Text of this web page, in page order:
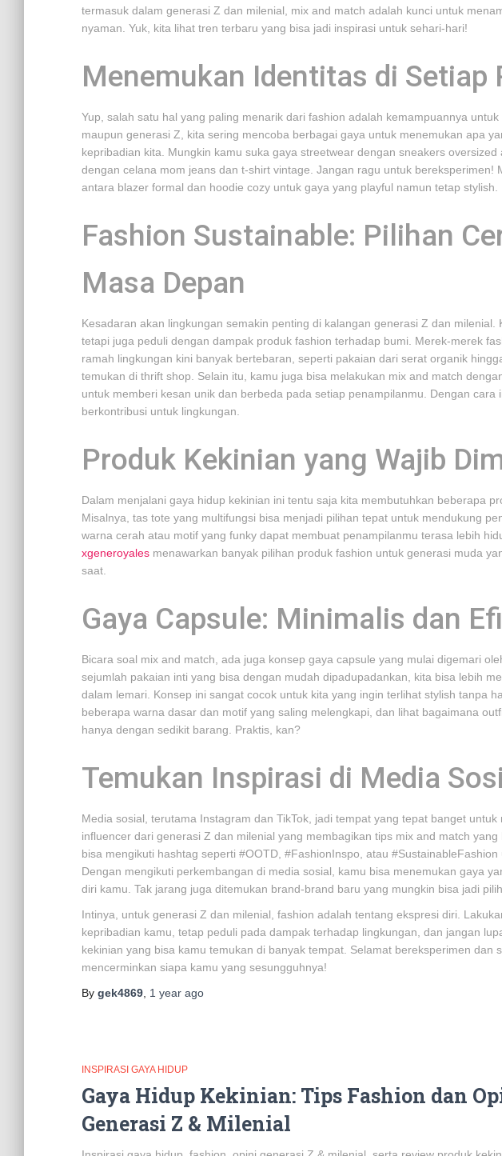
termasuk dalam generasi Z dan milenial, mix and match adalah kunci untuk
nyaman. Yuk, kita lihat tren terbaru yang bisa jadi inspirasi untuk sehari-hari!
Menemukan Identitas di Setiap
Yup, salah satu hal yang paling menarik dari fashion adalah kemampuannya
maupun generasi Z, kita sering mencoba berbagai gaya untuk menemukan apa
kepribadian kita. Mungkin kamu suka gaya streetwear dengan sneakers
dengan celana mom jeans dan t-shirt vintage. Jangan ragu untuk bereksperimen!
antara blazer formal dan hoodie cozy untuk gaya yang playful namun tetap stylish.
Fashion Sustainable: Pilihan
Masa Depan
Kesadaran akan lingkungan semakin penting di kalangan generasi Z dan milenial.
tetapi juga peduli dengan dampak produk fashion terhadap bumi. Merek-merek
ramah lingkungan kini banyak bertebaran, seperti pakaian dari serat organik
temukan di thrift shop. Selain itu, kamu juga bisa melakukan mix and match
untuk memberi kesan unik dan berbeda pada setiap penampilanmu. Dengan cara
berkontribusi untuk lingkungan.
Produk Kekinian yang Wajib
Dalam menjalani gaya hidup kekinian ini tentu saja kita membutuhkan beberapa
Misalnya, tas tote yang multifungsi bisa menjadi pilihan tepat untuk mendukung
warna cerah atau motif yang funky dapat membuat penampilanmu terasa lebih
xgeneroyales menawarkan banyak pilihan produk fashion untuk generasi muda
saat.
Gaya Capsule: Minimalis dan
Bicara soal mix and match, ada juga konsep gaya capsule yang mulai digemari
sejumlah pakaian inti yang bisa dengan mudah dipadupadankan, kita bisa lebih
dalam lemari. Konsep ini sangat cocok untuk kita yang ingin terlihat stylish tanpa
beberapa warna dasar dan motif yang saling melengkapi, dan lihat bagaimana
hanya dengan sedikit barang. Praktis, kan?
Temukan Inspirasi di Media
Media sosial, terutama Instagram dan TikTok, jadi tempat yang tepat banget
influencer dari generasi Z dan milenial yang membagikan tips mix and match
bisa mengikuti hashtag seperti #OOTD, #FashionInspo, atau
Dengan mengikuti perkembangan di media sosial, kamu bisa menemukan gaya
diri kamu. Tak jarang juga ditemukan brand-brand baru yang mungkin bisa jadi
Intinya, untuk generasi Z dan milenial, fashion adalah tentang ekspresi diri.
kepribadian kamu, tetap peduli pada dampak terhadap lingkungan, dan jangan
kekinian yang bisa kamu temukan di banyak tempat. Selamat bereksperimen dan
mencerminkan siapa kamu yang sesungguhnya!
By gek4869 1 year ago
INSPIRASI GAYA HIDUP
Gaya Hidup Kekinian: Tips Fashion dan
Generasi Z & Milenial